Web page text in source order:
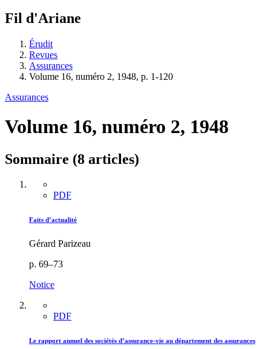
Fil d'Ariane
Érudit
Revues
Assurances
Volume 16, numéro 2, 1948, p. 1-120
Assurances
Volume 16, numéro 2, 1948
Sommaire (8 articles)
PDF
Faits d’actualité
Gérard Parizeau
p. 69–73
Notice
PDF
Le rapport annuel des sociétés d’assurance-vie au département des assurances